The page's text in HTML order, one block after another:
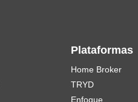
Plataformas
Home Broker
TRYD
Enfoque